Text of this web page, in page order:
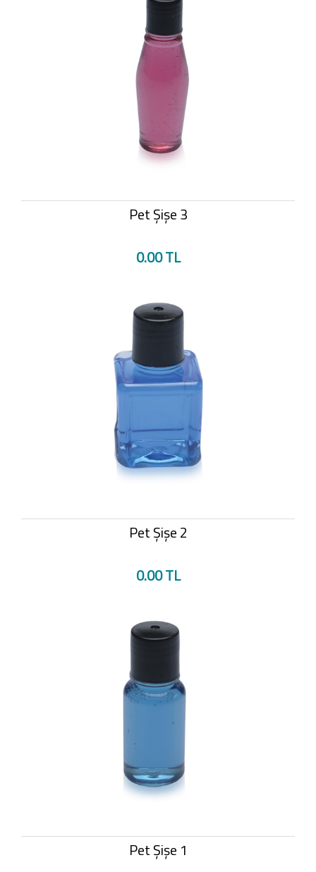
Pet Şişe 3
0.00 TL
Pet Şişe 2
0.00 TL
Pet Şişe 1